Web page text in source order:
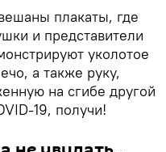
плакаты, где
и представители
уколотое
а также руку,
на сгибе другой
19, получи!